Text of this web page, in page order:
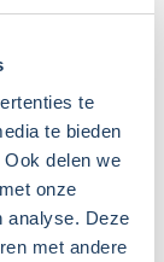
te
te bieden
delen we
onze
analyse. Deze
met andere
dat